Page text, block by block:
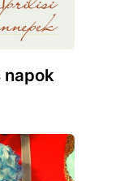
napok